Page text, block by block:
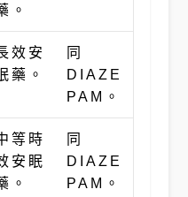
。
效安
藥。
同
DIAZE
PAM。
等時
安眠
。
同
DIAZE
PAM。